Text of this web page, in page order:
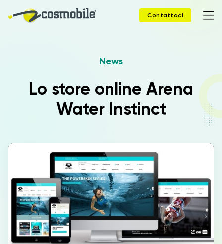
Contattaci
Prodotti
Soluzioni
Case Study
Webinar
Company
News
Lo store online Arena
Water Instinct